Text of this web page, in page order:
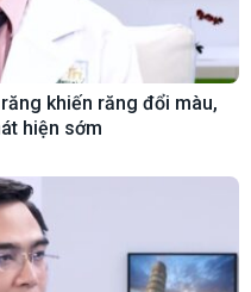
khiến răng đổi màu,
hiện sớm